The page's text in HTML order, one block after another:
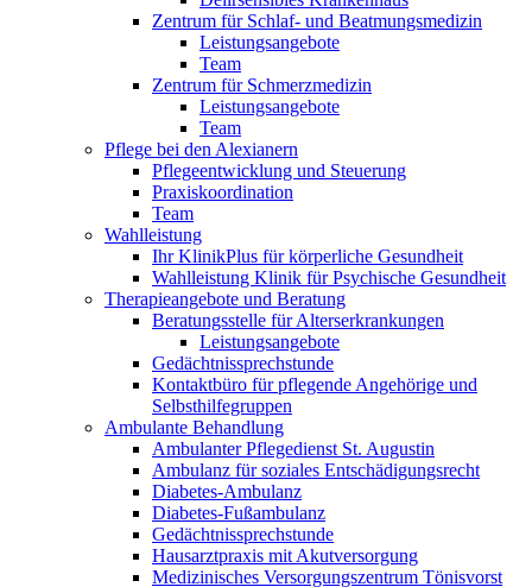
Zentrum für Schlaf- und Beatmungsmedizin
Leistungsangebote
Team
Zentrum für Schmerzmedizin
Leistungsangebote
Team
Pflege bei den Alexianern
Pflegeentwicklung und Steuerung
Praxiskoordination
Team
Wahlleistung
Ihr KlinikPlus für körperliche Gesundheit
Wahlleistung Klinik für Psychische Gesundheit
Therapieangebote und Beratung
Beratungsstelle für Alterserkrankungen
Leistungsangebote
Gedächtnissprechstunde
Kontaktbüro für pflegende Angehörige und
Selbsthilfegruppen
Ambulante Behandlung
Ambulanter Pflegedienst St. Augustin
Ambulanz für soziales Entschädigungsrecht
Diabetes-Ambulanz
Diabetes-Fußambulanz
Gedächtnissprechstunde
Hausarztpraxis mit Akutversorgung
Medizinisches Versorgungszentrum Tönisvorst